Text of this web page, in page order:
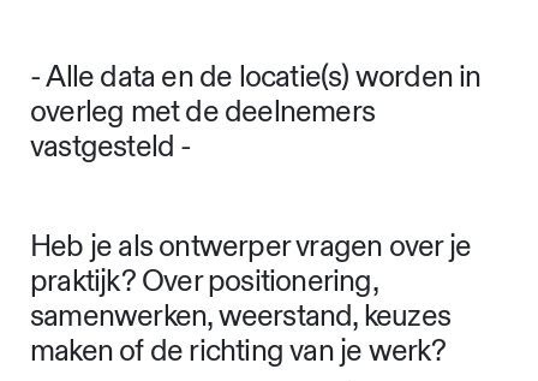
- Alle data en de locatie(s) worden in
overleg met de deelnemers
vastgesteld -
Heb je als ontwerper vragen over je
praktijk? Over positionering,
samenwerken, weerstand, keuzes
maken of de richting van je werk?